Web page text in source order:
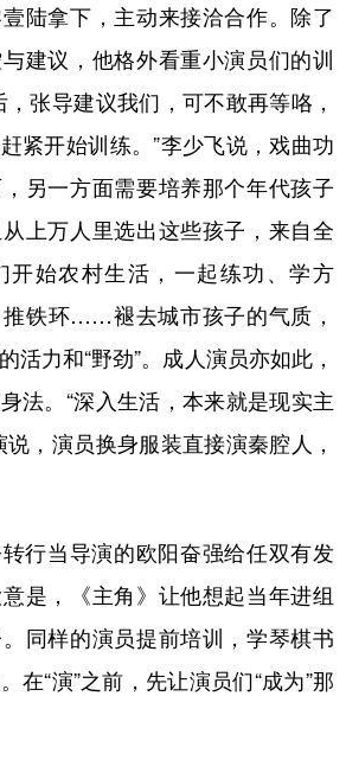
陆拿下，主动来接洽合作。除了
建议，他格外看重小演员们的训
张导建议我们，可不敢再等咯，
紧开始训练。”李少飞说，戏曲功
另一方面需要培养那个年代孩子
上万人里选出这些孩子，来自全
开始农村生活，一起练功、学方
铁环……褪去城市孩子的气质，
活力和“野劲”。成人演员亦如此，
法。“深入生活，本来就是现实主
说，演员换身服装直接演秦腔人，
当导演的欧阳奋强给任双有发
是，《主角》让他想起当年进组
。同样的演员提前培训，学琴棋书
在“演”之前，先让演员们“成为”那